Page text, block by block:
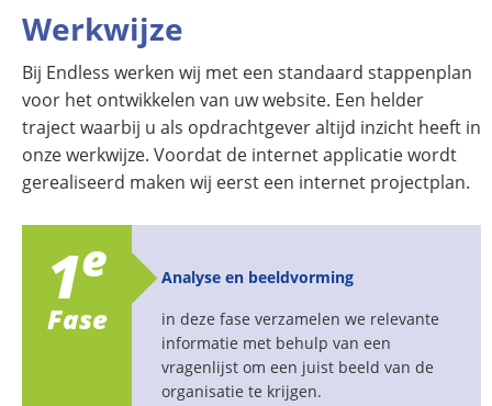
Werkwijze
Bij Endless werken wij met een standaard stappenplan
voor het ontwikkelen van uw website. Een helder
traject waarbij u als opdrachtgever altijd inzicht heeft in
onze werkwijze. Voordat de internet applicatie wordt
gerealiseerd maken wij eerst een internet projectplan.
1e
Fase
Analyse en beeldvorming
in deze fase verzamelen we relevante
informatie met behulp van een
vragenlijst om een juist beeld van de
organisatie te krijgen.